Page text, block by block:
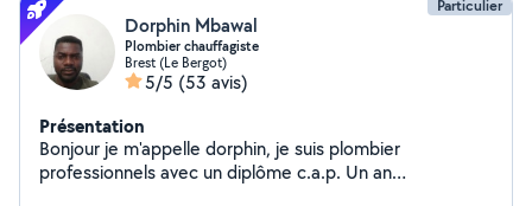
Particulier
Dorphin Mbawal
Plombier chauffagiste
Brest (Le Bergot)
5/5 (53 avis)
Présentation
Bonjour je m'appelle dorphin, je suis plombier
professionnels avec un diplôme c.a.p. Un an